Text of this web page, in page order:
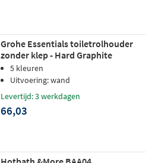
Grohe Essentials toiletrolhouder
zonder klep - Hard Graphite
geborsteld
5 kleuren
Uitvoering: wand
Levertijd: 3 werkdagen
66,03